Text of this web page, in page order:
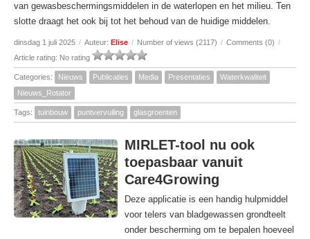
van gewasbeschermingsmiddelen in de waterlopen en het milieu. Ten
slotte draagt het ook bij tot het behoud van de huidige middelen.
dinsdag 1 juli 2025 / Auteur: Elise / Number of views (2117) / Comments (0) /
Article rating: No rating
Categories: Nieuws Publicaties Media Presentaties
Waterkwaliteit
Nieuws_Rotator
Tags: tuinbouw puntvervuiling glasgroenten
MIRLET-tool nu ook
toepasbaar vanuit
Care4Growing
Deze applicatie is een handig hulpmiddel
voor telers van bladgewassen grondteelt
onder bescherming om te bepalen hoeveel